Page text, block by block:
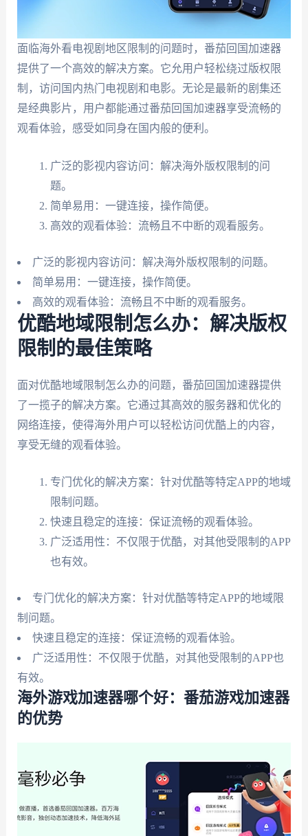
面临海外看电视剧地区限制的问题时，番茄回国加速器
提供了一个高效的解决方案。它允用户轻松绕过版权限
制，访问国内热门电视剧和电影。无论是最新的剧集还
是经典影片，用户都能通过番茄回国加速器享受流畅的
观看体验，感受如同身在国内般的便利。
广泛的影视内容访问：解决海外版权限制的问
题。
简单易用：一键连接，操作简便。
高效的观看体验：流畅且不中断的观看服务。
广泛的影视内容访问：解决海外版权限制的问题。
简单易用：一键连接，操作简便。
高效的观看体验：流畅且不中断的观看服务。
优酷地域限制怎么办：解决版权
限制的最佳策略
面对优酷地域限制怎么办的问题，番茄回国加速器提供
了一揽子的解决方案。它通过其高效的服务器和优化的
网络连接，使得海外用户可以轻松访问优酷上的内容，
享受无缝的观看体验。
专门优化的解决方案：针对优酷等特定APP的地域
限制问题。
快速且稳定的连接：保证流畅的观看体验。
广泛适用性：不仅限于优酷，对其他受限制的APP
也有效。
专门优化的解决方案：针对优酷等特定APP的地域限
制问题。
快速且稳定的连接：保证流畅的观看体验。
广泛适用性：不仅限于优酷，对其他受限制的APP也
有效。
海外游戏加速器哪个好：番茄游戏加速器
的优势